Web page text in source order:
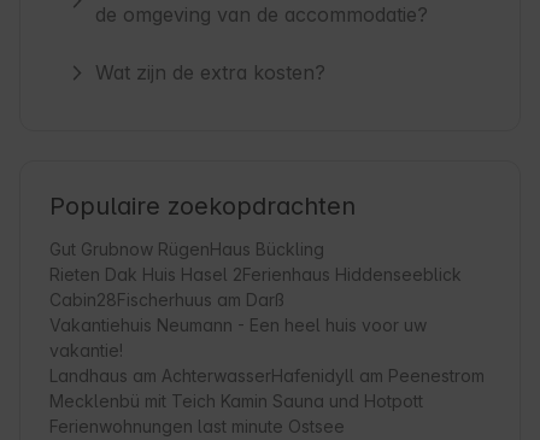
de omgeving van de accommodatie?
Wat zijn de extra kosten?
Populaire zoekopdrachten
Gut Grubnow RügenHaus Bückling
Rieten Dak Huis Hasel 2Ferienhaus Hiddenseeblick
Cabin28Fischerhuus am Darß
Vakantiehuis Neumann - Een heel huis voor uw
vakantie!
Landhaus am AchterwasserHafenidyll am Peenestrom
Mecklenbü mit Teich Kamin Sauna und Hotpott
Ferienwohnungen last minute Ostsee